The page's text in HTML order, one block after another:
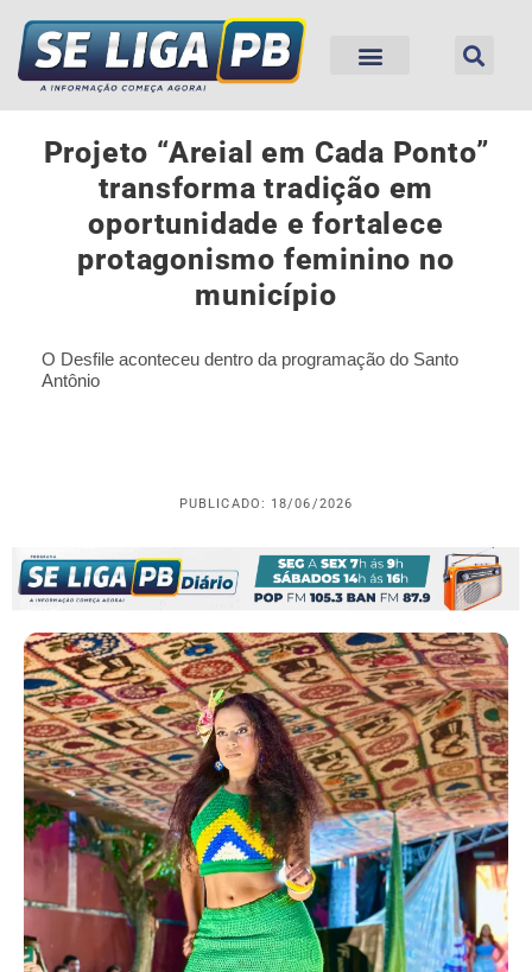
Projeto “Areial em Cada Ponto”
transforma tradição em
oportunidade e fortalece
protagonismo feminino no
município
O Desfile aconteceu dentro da programação do Santo
Antônio
PUBLICADO: 18/06/2026